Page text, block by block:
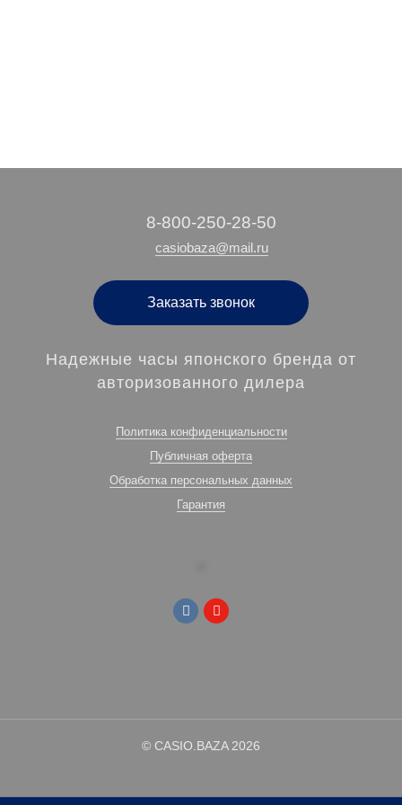
‭8-800-250-28-50
casiobaza@mail.ru
Заказать звонок
Надежные часы японского бренда от
авторизованного дилера
Политика конфиденциальности
Публичная оферта
Обработка персональных данных
Гарантия
© CASIO.BAZA 2026